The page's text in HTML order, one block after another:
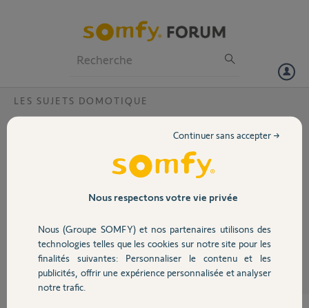
Volet
Sécurité
Domotique
LES SUJETS DOMOTIQUE
thermostat 2401244 le fil pilote se connecte
j arrive pas a voir le plan du thermostat et je veux savoir,
j ai mes 3 fil pilote qui arrive dans ma pièce, et ou vont il se connecter
? sur le thermostat ou sur un module annexe..
Vincent N.
il y a presque 11 ans
Participer au fil de discussion
Nous respectons votre vie privée
Nous (Groupe SOMFY) et nos partenaires utilisons des
technologies telles que les cookies sur notre site pour les
finalités suivantes: Personnaliser le contenu et les
publicités, offrir une expérience personnalisée et analyser
notre trafic.
Continuer sans accepter →